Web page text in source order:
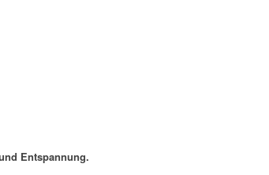
Entspannung.